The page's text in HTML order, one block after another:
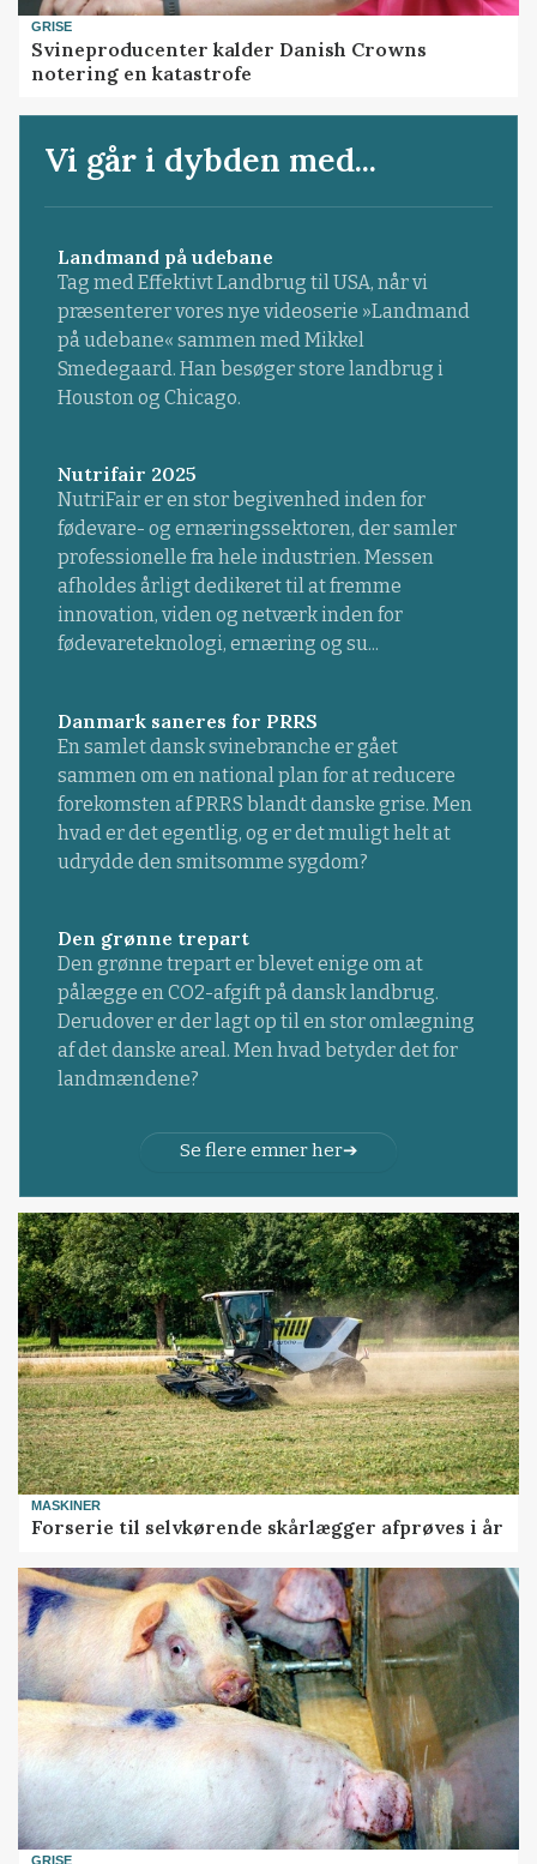
GRISE
Svineproducenter kalder Danish Crowns
notering en katastrofe
Vi går i dybden med...
Landmand på udebane
Tag med Effektivt Landbrug til USA, når vi
præsenterer vores nye videoserie »Landmand
på udebane« sammen med Mikkel
Smedegaard. Han besøger store landbrug i
Houston og Chicago.
Nutrifair 2025
NutriFair er en stor begivenhed inden for
fødevare- og ernæringssektoren, der samler
professionelle fra hele industrien. Messen
afholdes årligt dedikeret til at fremme
innovation, viden og netværk inden for
fødevareteknologi, ernæring og su...
Danmark saneres for PRRS
En samlet dansk svinebranche er gået
sammen om en national plan for at reducere
forekomsten af PRRS blandt danske grise. Men
hvad er det egentlig, og er det muligt helt at
udrydde den smitsomme sygdom?
Den grønne trepart
Den grønne trepart er blevet enige om at
pålægge en CO2-afgift på dansk landbrug.
Derudover er der lagt op til en stor omlægning
af det danske areal. Men hvad betyder det for
landmændene?
Se flere emner her
MASKINER
Forserie til selvkørende skårlægger afprøves i år
GRISE